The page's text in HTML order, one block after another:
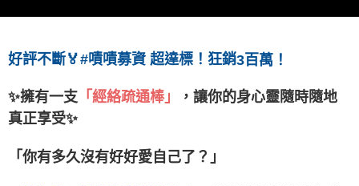
好評不斷🏅#嘖嘖募資 超達標！狂銷3百萬！
✨擁有一支「經絡疏通棒」
，讓你的身心靈隨時隨地
真正享受✨
「你有多久沒有好好愛自己了？」